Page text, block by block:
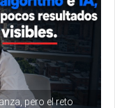
pero el reto